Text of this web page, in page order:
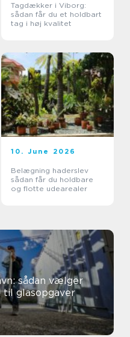
Tagdækker i Viborg:
sådan får du et holdbart
tag i høj kvalitet
10. June 2026
Belægning haderslev
sådan får du holdbare
og flotte udearealer
sådan vælger
til glasopgaver